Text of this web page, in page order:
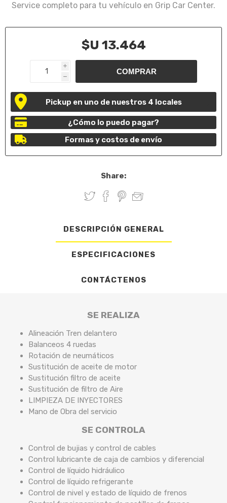
Service completo para tu vehículo en Grip Car Center.
$U 13.464
i
h
Pickup en uno de nuestros 4 locales
¿Cómo lo puedo pagar?
Formas y costos de envío
Share:
DESCRIPCIÓN GENERAL
ESPECIFICACIONES
CONTÁCTENOS
SE REALIZA
Alineación Tren delantero
Balanceos 4 ruedas
Rotación de neumáticos
Sustitución de aceite de motor
Sustitución filtro de aceite
Sustitución de filtro de Aire
LIMPIEZA DE INYECTORES
Mano de Obra del servicio
SE CONTROLA
Control de bujias y control de cables
Control lubricante de caja de cambios y diferencial
Control de líquido hidráulico
Control de líquido refrigerante
Control de nivel y estado de líquido de frenos